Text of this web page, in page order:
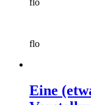
flo
flo
Eine